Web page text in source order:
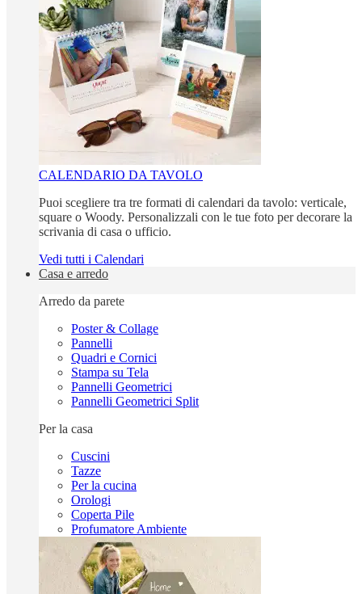
CALENDARIO DA TAVOLO
Puoi scegliere tra tre formati di calendari da tavolo: verticale,
square o Woody. Personalizzali con le tue foto per decorare la
scrivania di casa o ufficio.
Vedi tutti i Calendari
Casa e arredo
Arredo da parete
Poster & Collage
Pannelli
Quadri e Cornici
Stampa su Tela
Pannelli Geometrici
Pannelli Geometrici Split
Per la casa
Cuscini
Tazze
Per la cucina
Orologi
Coperta Pile
Profumatore Ambiente